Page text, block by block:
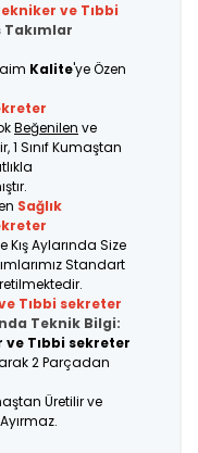
ve Tıbbi
Takımlar
Kalite'ye Özen
Beğenilen ve
1 Sınıf Kumaştan
Sağlık
Kış Aylarında Size
Standart
Tıbbi sekreter
Teknik Bilgi:
ve Tıbbi sekreter
2 Parçadan
Üretilir ve